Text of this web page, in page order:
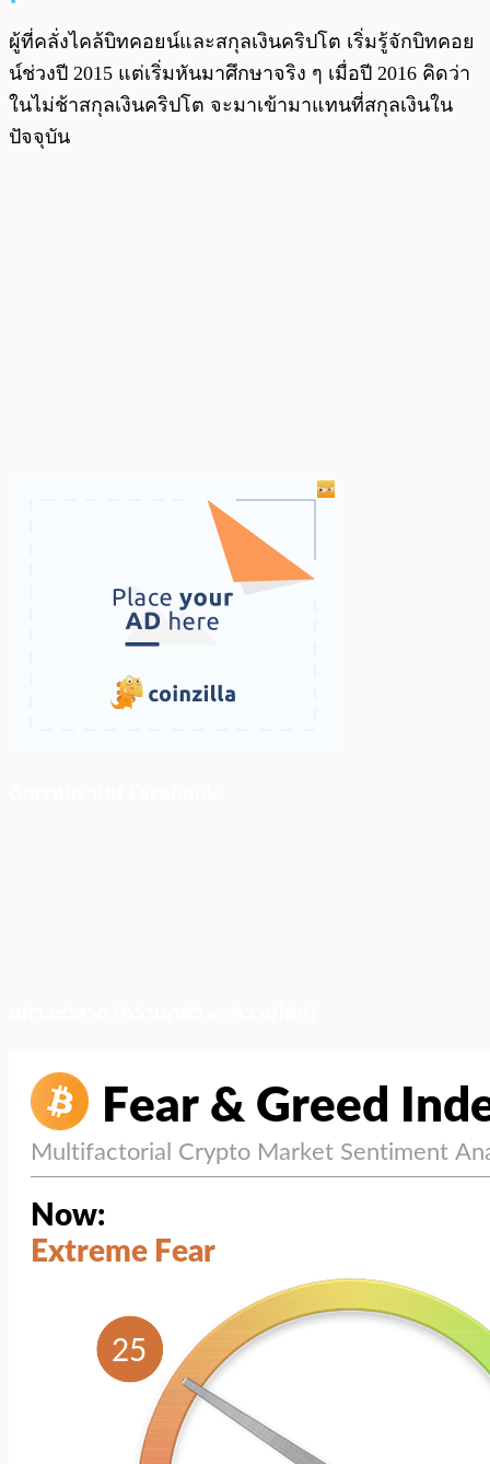
ผู้ที่คลั่งไคล้บิทคอยน์และสกุลเงินคริปโต เริ่มรู้จักบิทคอย
น์ช่วงปี 2015 แต่เริ่มหันมาศึกษาจริง ๆ เมื่อปี 2016 คิดว่า
ในไม่ช้าสกุลเงินคริปโต จะมาเข้ามาแทนที่สกุลเงินใน
ปัจจุบัน